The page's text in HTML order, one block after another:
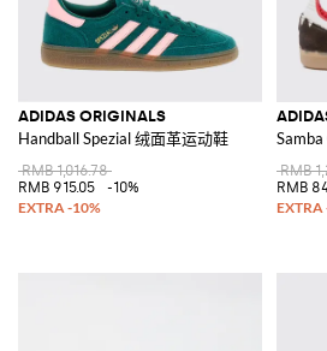
ADIDAS ORIGINALS
Handball Spezial 绒面革运动鞋
RMB 1,016.78
RMB 915.05
-10%
RMB
RMB